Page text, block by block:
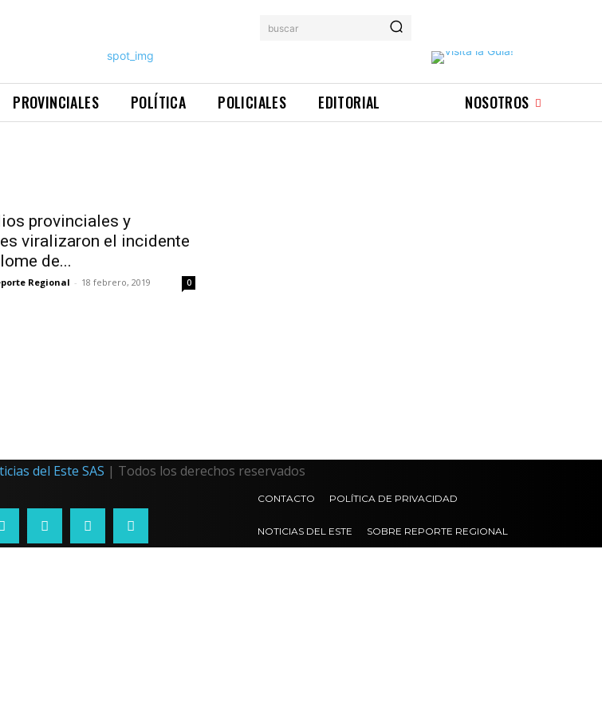
buscar
PROVINCIALES POLÍTICA POLICIALES EDITORIAL NOSOTROS
provinciales y
viralizaron el incidente
de...
Regional - 18 febrero, 2019 0
del Este SAS | Todos los derechos reservados
CONTACTO POLÍTICA DE PRIVACIDAD
NOTICIAS DEL ESTE SOBRE REPORTE REGIONAL